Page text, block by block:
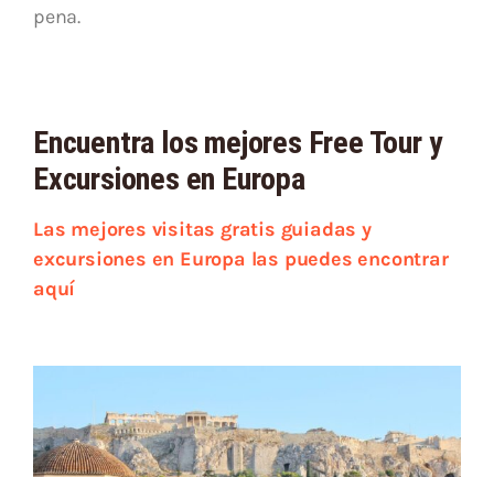
pena.
Encuentra los mejores Free Tour y
Excursiones en Europa
Las mejores visitas gratis guiadas y
excursiones en Europa las puedes encontrar
aquí